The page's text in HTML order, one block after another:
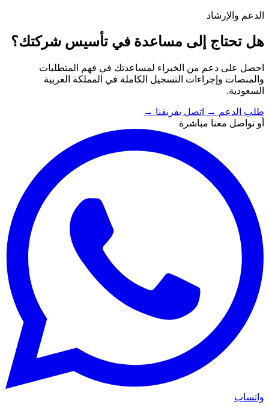
الدعم والإرشاد
هل تحتاج إلى مساعدة في تأسيس شركتك؟
احصل على دعم من الخبراء لمساعدتك في فهم المتطلبات
والمنصات وإجراءات التسجيل الكاملة في المملكة العربية
السعودية.
طلب الدعم → اتصل بفريقنا →
أو تواصل معنا مباشرة
واتساب